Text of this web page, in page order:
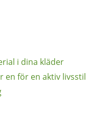
i dina kläder
en för en aktiv livsstil